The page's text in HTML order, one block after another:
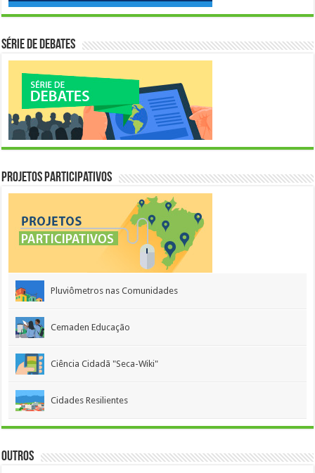
Série de Debates
Projetos Participativos
Pluviômetros nas Comunidades
Cemaden Educação
Ciência Cidadã "Seca-Wiki"
Cidades Resilientes
Outros